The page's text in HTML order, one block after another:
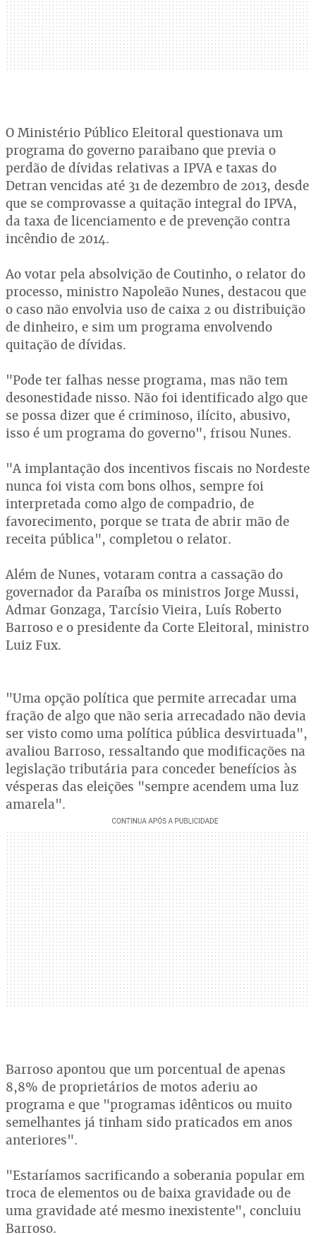
O Ministério Público Eleitoral questionava um
programa do governo paraibano que previa o
perdão de dívidas relativas a IPVA e taxas do
Detran vencidas até 31 de dezembro de 2013, desde
que se comprovasse a quitação integral do IPVA,
da taxa de licenciamento e de prevenção contra
incêndio de 2014.
Ao votar pela absolvição de Coutinho, o relator do
processo, ministro Napoleão Nunes, destacou que
o caso não envolvia uso de caixa 2 ou distribuição
de dinheiro, e sim um programa envolvendo
quitação de dívidas.
"Pode ter falhas nesse programa, mas não tem
desonestidade nisso. Não foi identificado algo que
se possa dizer que é criminoso, ilícito, abusivo,
isso é um programa do governo", frisou Nunes.
"A implantação dos incentivos fiscais no Nordeste
nunca foi vista com bons olhos, sempre foi
interpretada como algo de compadrio, de
favorecimento, porque se trata de abrir mão de
receita pública", completou o relator.
Além de Nunes, votaram contra a cassação do
governador da Paraíba os ministros Jorge Mussi,
Admar Gonzaga, Tarcísio Vieira, Luís Roberto
Barroso e o presidente da Corte Eleitoral, ministro
Luiz Fux.
"Uma opção política que permite arrecadar uma
fração de algo que não seria arrecadado não devia
ser visto como uma política pública desvirtuada",
avaliou Barroso, ressaltando que modificações na
legislação tributária para conceder benefícios às
vésperas das eleições "sempre acendem uma luz
amarela".
Barroso apontou que um porcentual de apenas
8,8% de proprietários de motos aderiu ao
programa e que "programas idênticos ou muito
semelhantes já tinham sido praticados em anos
anteriores".
"Estaríamos sacrificando a soberania popular em
troca de elementos ou de baixa gravidade ou de
uma gravidade até mesmo inexistente", concluiu
Barroso.